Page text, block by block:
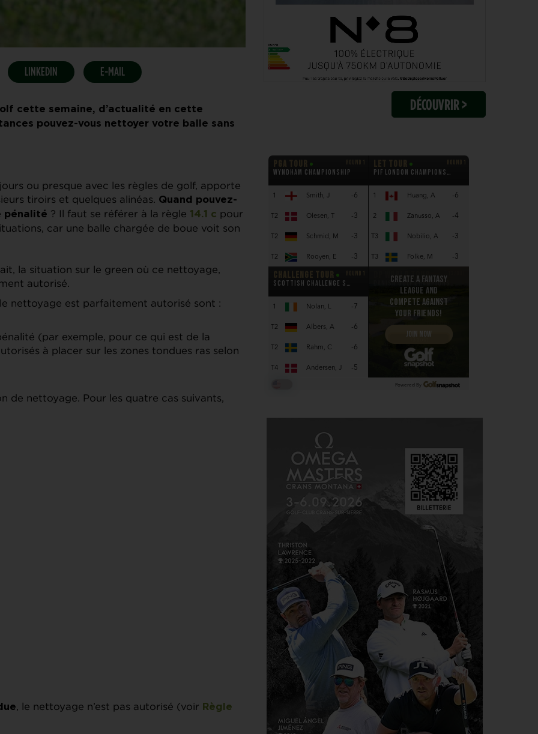
LINKEDIN E-MAIL
cette semaine, d’actualité en cette
pouvez-vous nettoyer votre balle sans
ou presque avec les règles de golf, apporte
tiroirs et quelques alinéas. Quand pouvez-
pénalité ? Il faut se référer à la règle 14.1 c pour
car une balle chargée de boue voit son
la situation sur le green où ce nettoyage,
autorisé.
nettoyage est parfaitement autorisé sont :
(par exemple, pour ce qui est de la
à placer sur les zones tondues ras selon
de nettoyage. Pour les quatre cas suivants,
, le nettoyage n’est pas autorisé (voir
Règle
DÉCOUVRIR >